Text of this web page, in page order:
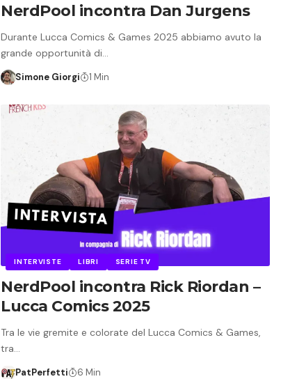
NerdPool incontra Dan Jurgens
Durante Lucca Comics & Games 2025 abbiamo avuto la
grande opportunità di…
Simone Giorgi 1 Min
INTERVISTE LIBRI SERIE TV
NerdPool incontra Rick Riordan –
Lucca Comics 2025
Tra le vie gremite e colorate del Lucca Comics & Games,
tra…
PatPerfetti 6 Min